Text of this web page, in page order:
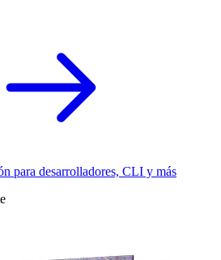
para desarrolladores, CLI y más